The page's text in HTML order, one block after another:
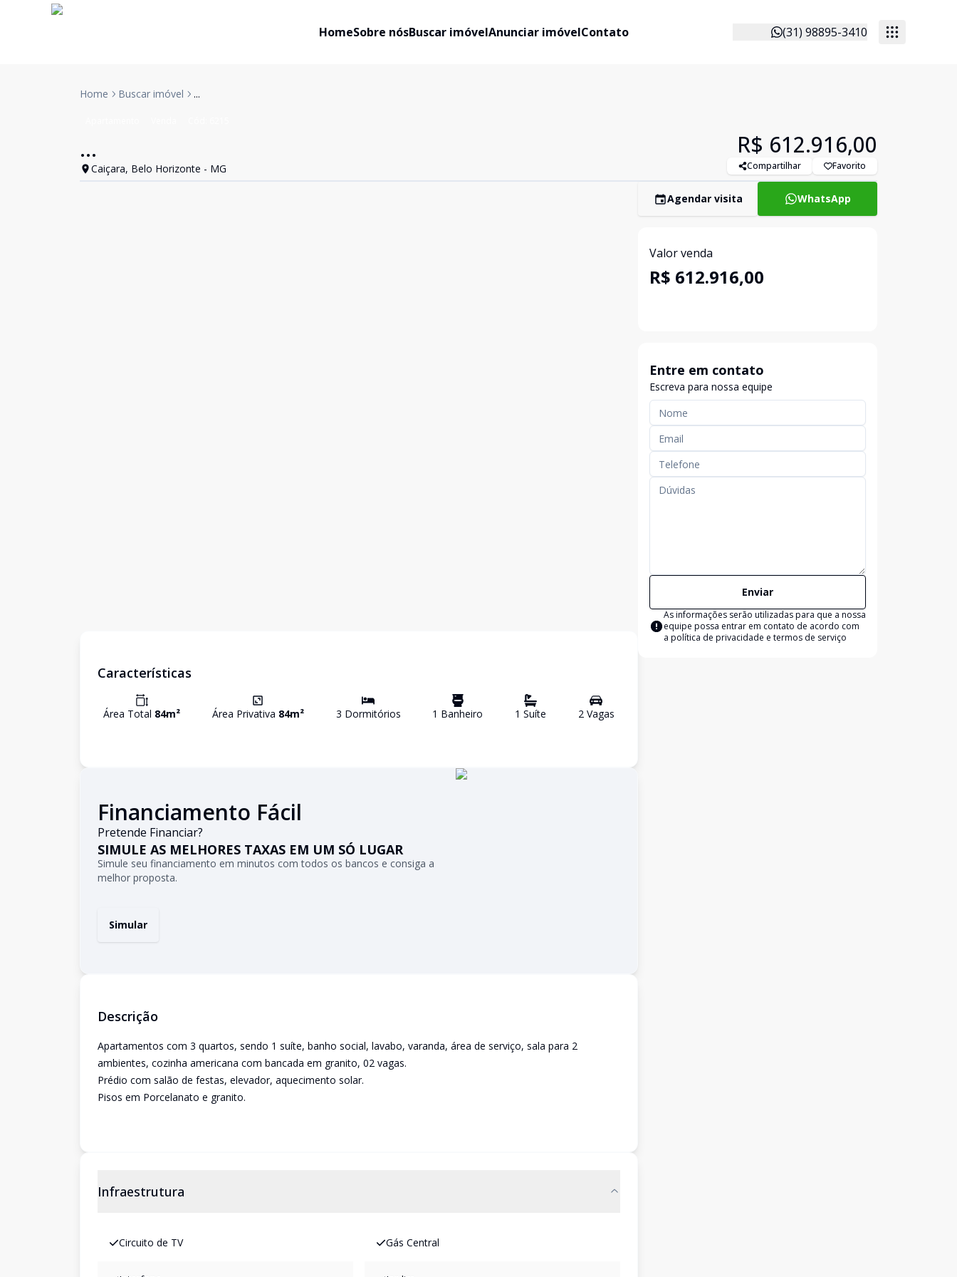
HomeSobre nósBuscar imóvelAnunciar imóvelContato (31) 98895-3410
Home Buscar imóvel ...
...
Caiçara, Belo Horizonte - MG
R$ 612.916,00
Compartilhar Favorito
Características
Área Total 84m² Área Privativa 84m² 3 Dormitórios 1 Banheiro 1 Suíte 2Vagas
Financiamento Fácil
Pretende Financiar?
SIMULE AS MELHORES TAXAS EM UM SÓ LUGAR
Simule seu financiamento em minutos com todos os bancos e consiga a
melhor proposta.
Simular
Descrição
Apartamentos com 3 quartos, sendo 1 suíte, banho social, lavabo, varanda, área de serviço, sala para 2
ambientes, cozinha americana com bancada em granito, 02 vagas.
Prédio com salão de festas, elevador, aquecimento solar.
Pisos em Porcelanato e granito.
Infraestrutura
Circuito de TV Gás Central
Agendar visita WhatsApp
Valor venda
R$ 612.916,00
Entre em contato
Escreva para nossa equipe
Enviar
As informações serão utilizadas para que a nossa
equipe possa entrar em contato de acordo com
a política de privacidade e termos de serviço